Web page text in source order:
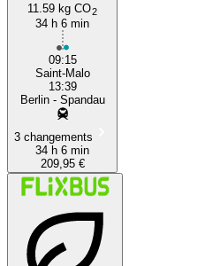
11.59 kg CO2
34 h 6 min
09:15
Saint-Malo
13:39
Berlin - Spandau
3 changements
34 h 6 min
209,95 €